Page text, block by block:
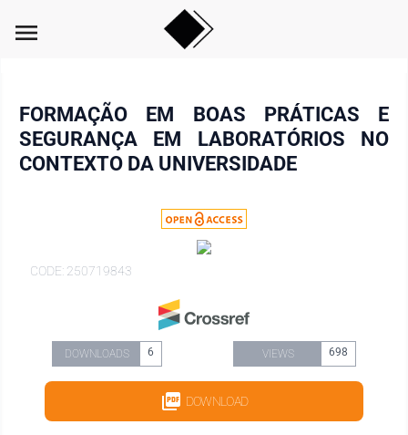
menu
FORMAÇÃO EM BOAS PRÁTICAS E
SEGURANÇA EM LABORATÓRIOS NO
CONTEXTO DA UNIVERSIDADE
CODE: 250719843
DOWNLOADS 6 VIEWS 698
DOWNLOAD